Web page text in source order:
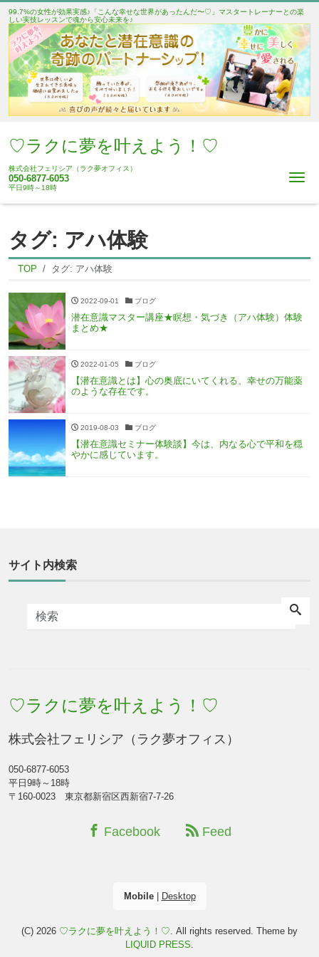
99.7%の女性が効果実感♪「こんな幸せな世界があったんだ〜♡」マスタートレーナーとの楽
しい実技レッスンで魂から安心未来を♪
♡ラクに夢を叶えよう！♡
株式会社フェリシア（ラク夢オフィス）
050-6877-6053
平日9時～18時
タグ: アハ体験
TOP タグ: アハ体験
2022-09-01 ブログ
潜在意識マスター講座★瞑想・気づき（アハ体験）体験
まとめ★
2022-01-05 ブログ
【潜在意識とは】心の奥底にいてくれる、幸せの万能薬
のような存在です。
2019-08-03 ブログ
【潜在意識セミナー体験談】今は、内なる心で平和を穏
やかに感じています。
サイト内検索
♡ラクに夢を叶えよう！♡
株式会社フェリシア（ラク夢オフィス）
050-6877-6053
平日9時～18時
〒160-0023 東京都新宿区西新宿7-7-26
Facebook Feed
Mobile| Desktop
(C) 2026 ♡ラクに夢を叶えよう！♡. All rights reserved. Theme by
LIQUID PRESS.